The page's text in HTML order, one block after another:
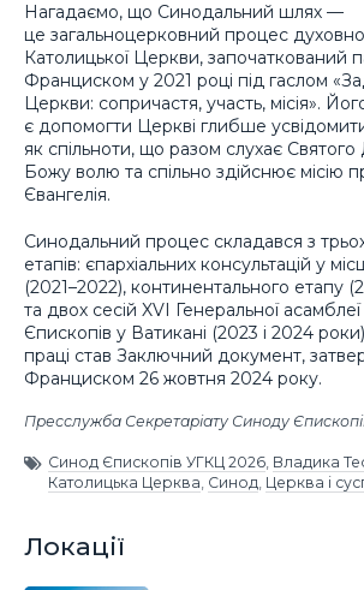
Нагадаємо, що Синодальний шлях —
це загальноцерковний процес
Католицької Церкви, започаткований
Франциском у 2021 році під гаслом
Церкви: сопричастя, участь, місія».
є допомогти Церкві глибше
як спільноти, що разом слухає Святого
Божу волю та спільно здійснює місію
Євангелія.
Синодальний процес складався з
етапів: єпархіальних консультацій у
(2021–2022), континентального етапу
та двох сесій XVI Генеральної
Єпископів у Ватикані (2023 і 2024
праці став Заключний документ,
Франциском 26 жовтня 2024 року.
Пресслужба Секретаріату Синоду
Синод Єпископів УГКЦ 2026, Владика
Католицька Церква, Синод, Церква і
Локації